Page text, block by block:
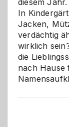
diesem
In
Jacken,
verdächtig
wirklich
die
nach Hause